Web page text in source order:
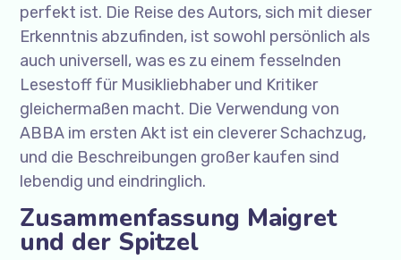
perfekt ist. Die Reise des Autors, sich mit dieser
Erkenntnis abzufinden, ist sowohl persönlich als
auch universell, was es zu einem fesselnden
Lesestoff für Musikliebhaber und Kritiker
gleichermaßen macht. Die Verwendung von
ABBA im ersten Akt ist ein cleverer Schachzug,
und die Beschreibungen großer kaufen sind
lebendig und eindringlich.
Zusammenfassung Maigret
und der Spitzel